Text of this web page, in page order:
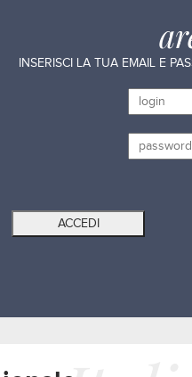
INSERISCI LA TUA EMAIL E